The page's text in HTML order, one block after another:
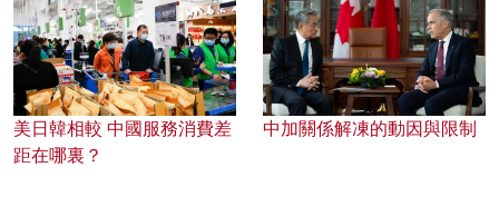
美日韓相較 中國服務消費差
距在哪裏？
中加關係解凍的動因與限制